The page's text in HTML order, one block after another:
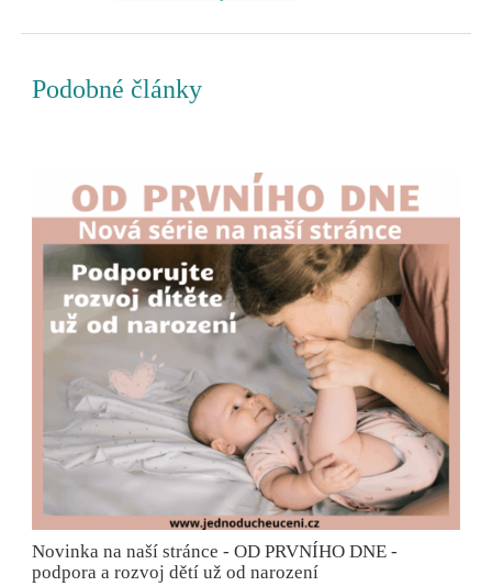
Podobné články
Novinka na naší stránce - OD PRVNÍHO DNE -
podpora a rozvoj dětí už od narození